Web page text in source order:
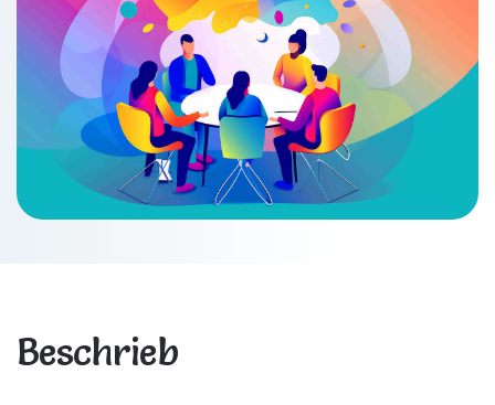
Beschrieb